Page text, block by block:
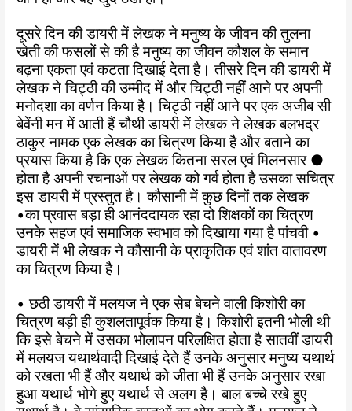
दूसरे दिन की डायरी में लेखक ने मनुष्य के जीवन की तुलना
खेती की फसलों से की है मनुष्य का जीवन कौशल के समान
बढ़ना एकता एवं कटता दिखाई देता है। तीसरे दिन की डायरी में
लेखक ने चिट्ठी की उम्मीद में और चिट्ठी नहीं आने पर अपनी
मनोदशा का वर्णन किया है। चिट्ठी नहीं आने पर एक अजीब सी
बेवेंनी मन में आती हैं चौथी डायरी में लेखक ने लेखक बलभद्र
ठाकुर नामक एक लेखक का चित्रण किया है और बताने का
प्रयास किया है कि एक लेखक कितना सरल एवं मिलनसार ●
होता है अपनी रचनाओं पर लेखक को गर्व होता है उसका सचित्र
इस डायरी में प्रस्तुत है। कौसानी में कुछ दिनों तक लेखक
•का प्रवास बड़ा ही आनंददायक रहा दो शिक्षकों का चित्रण
उनके सहज एवं समाजिक स्वभाव को दिखाया गया है पांचवी •
डायरी में भी लेखक ने कौसानी के प्राकृतिक एवं शांत वातावरण
का चित्रण किया है।
• छठी डायरी में मलयज ने एक सेब बेचने वाली किशोरी का
चित्रण बड़ी ही कुशलतापूर्वक किया है। किशोरी इतनी भोली थी
कि इसे बेचने में उसका भोलापन परिलक्षित होता है सातवीं डायरी
में मलयज यथार्थवादी दिखाई देते हैं उनके अनुसार मनुष्य यथार्थ
को रखता भी हैं और यथार्थ को जीता भी हैं उनके अनुसार रखा
हुआ यथार्थ भोगे हुए यथार्थ से अलग है। बाल बच्चे रखे हुए